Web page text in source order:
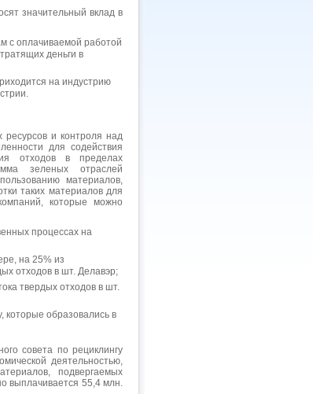
значительный вклад в
с оплачиваемой работой
деньги в
на индустрию
ресурсов и контроля над
для содействия
отходов в пределах
зеленых отраслей
материалов,
таких материалов для
которые можно
процессах на
на 25% из
отходов в шт. Делавэр;
твердых отходов в шт.
которые образовались в
совета по рециклингу
деятельностью,
подвергаемых
выплачивается 55,4 млн.